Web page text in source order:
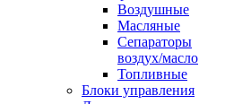
Воздушные
Масляные
Сепараторы
воздух/масло
Топливные
Блоки управления